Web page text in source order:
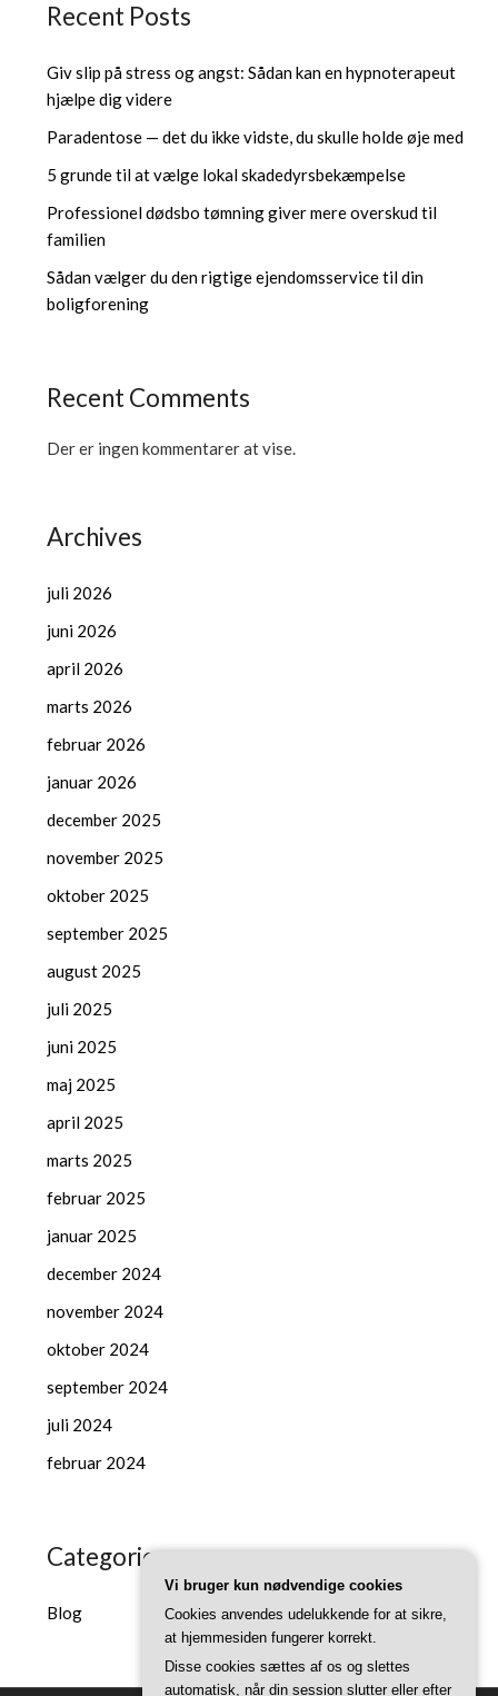
Recent Posts
Giv slip på stress og angst: Sådan kan en hypnoterapeut
hjælpe dig videre
Paradentose — det du ikke vidste, du skulle holde øje med
5 grunde til at vælge lokal skadedyrsbekæmpelse
Professionel dødsbo tømning giver mere overskud til
familien
Sådan vælger du den rigtige ejendomsservice til din
boligforening
Recent Comments
Der er ingen kommentarer at vise.
Archives
juli 2026
juni 2026
april 2026
marts 2026
februar 2026
januar 2026
december 2025
november 2025
oktober 2025
september 2025
august 2025
juli 2025
juni 2025
maj 2025
april 2025
marts 2025
februar 2025
januar 2025
december 2024
november 2024
oktober 2024
september 2024
juli 2024
februar 2024
Categories
Blog
Vi bruger kun nødvendige cookies
Cookies anvendes udelukkende for at sikre,
at hjemmesiden fungerer korrekt.
Disse cookies sættes af os og slettes
automatisk, når din session slutter eller efter